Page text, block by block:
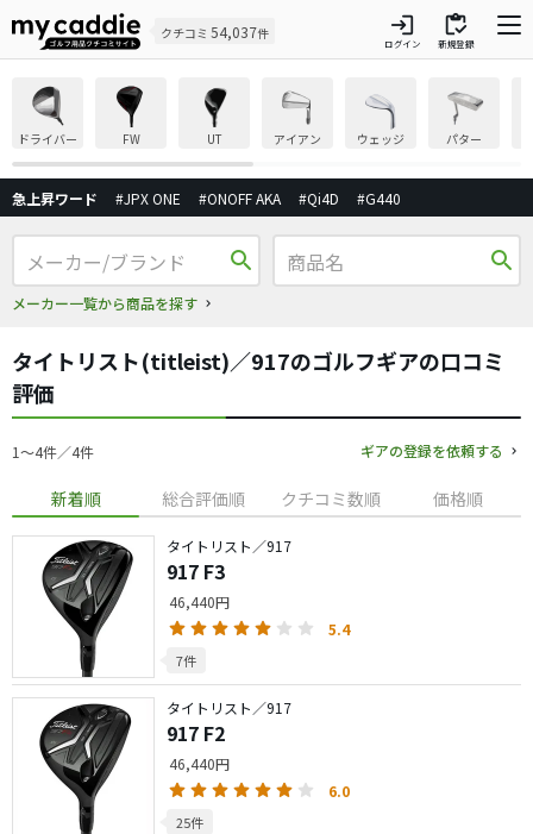
クチコミ 54,037件 login
ログイン
inventory
新規登録
ドライバー FW UT アイアン ウェッジ パター
急上昇ワード #JPX ONE #ONOFF AKA #Qi4D #G440
search
メーカー一覧から商品を探す
search
タイトリスト(titleist)／917のゴルフギアの口コミ
評価
1〜4件／4件 ギアの登録を依頼する
新着順 総合評価順 クチコミ数順 価格順
タイトリスト／917
917 F3
46,440円
5.4
7件
タイトリスト／917
917 F2
46,440円
6.0
25件